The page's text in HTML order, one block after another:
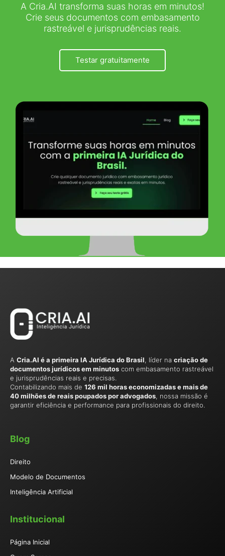
A Cria.AI transforma suas horas em minutos!
Crie seus documentos com embasamento
rastreável e jurisprudências reais.
Testar gratuitamente
A Cria.AI é a primeira IA Jurídica do Brasil, líder na criação de
documentos jurídicos em minutos com embasamento rastreável
e jurisprudências reais e precisas.
Contabilizando mais de 126 mil horas economizadas e mais de
40 milhões de reais poupados por advogados, nossa missão é
garantir eficiência e performance para profissionais do direito.
Blog
Direito
Modelo de Documentos
Inteligência Artificial
Institucional
Página Inicial